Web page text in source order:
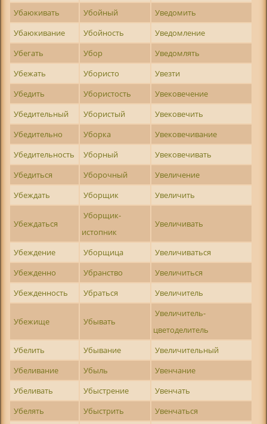
Убаюкивать
Убойный
Уведомить
Убаюкивание
Убойность
Уведомление
Убегать
Убор
Уведомлять
Убежать
Убористо
Увезти
Убедить
Убористость
Увековечение
Убедительный
Убористый
Увековечить
Убедительно
Уборка
Увековечивание
Убедительность
Уборный
Увековечивать
Убедиться
Уборочный
Увеличение
Убеждать
Уборщик Увеличить
Убеждаться
Уборщик-
истопник
Увеличивать
Убеждение Уборщица
Увеличиваться
Убежденно
Убранство
Увеличиться
Убежденность
Убраться Увеличитель
Убежище Убывать
Увеличитель-
цветоделитель
Убелить
Убывание
Увеличительный
Убеливание
Убыль
Увенчание
Убеливать
Убыстрение
Увенчать
Убелять
Убыстрить
Увенчаться